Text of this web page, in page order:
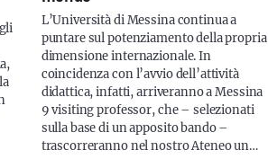
L’Università di Messina continua a
puntare sul potenziamento della propria
dimensione internazionale. In
coincidenza con l’avvio dell’attività
didattica, infatti, arriveranno a Messina
9 visiting professor, che – selezionati
sulla base di un apposito bando –
trascorreranno nel nostro Ateneo un…